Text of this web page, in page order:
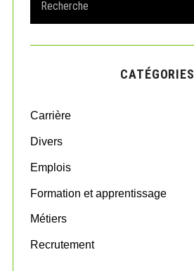
a
r
o
:
CATÉGORIES
Carrière
Divers
Emplois
Formation et apprentissage
Métiers
Recrutement